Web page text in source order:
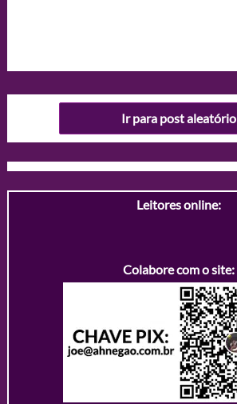
Ir para post aleatório
Leitores online:
Colabore com o site: